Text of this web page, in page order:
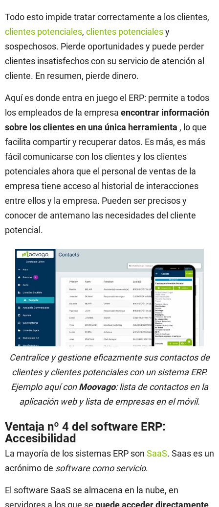
Todo esto impide tratar correctamente a los clientes,
clientes potenciales, clientes potencialesy
sospechosos. Pierde oportunidades y puede perder
clientes insatisfechos con su servicio de atención al
cliente. En resumen, pierde dinero.
Aquí es donde entra en juego el ERP: permite a todos
los empleados de la empresa encontrar información
sobre los clientes en una única herramienta , lo que
facilita compartir y recuperar datos. Es más, es más
fácil comunicarse con los clientes y los clientes
potenciales ahora que el personal de ventas de la
empresa tiene acceso al historial de interacciones
entre ellos y la empresa. Pueden ser precisos y
conocer de antemano las necesidades del cliente
potencial.
Centralice y gestione eficazmente sus contactos de
clientes y clientes potenciales con un sistema ERP.
Ejemplo aquí conMoovago: lista de contactos en la
aplicación web y lista de empresas en el móvil.
Ventaja nº 4 del software ERP:
Accesibilidad
La mayoría de los sistemas ERP son SaaS. Saas es un
acrónimo de software como servicio.
El software SaaS se almacena en la nube, en
servidores a los que se puede acceder directamente